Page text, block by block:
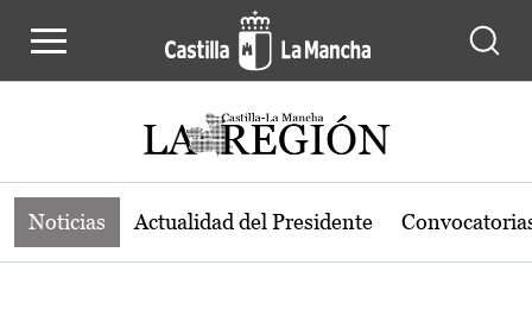
Noticias de la región de Castilla-La
Noticias Actualidad del Presidente